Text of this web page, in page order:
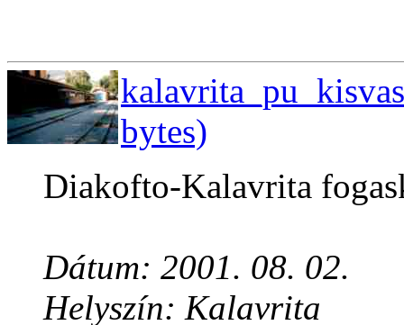
bytes)
Diakofto-Kalavrita
Dátum: 2001. 08. 02.
Helyszín: Kalavrita